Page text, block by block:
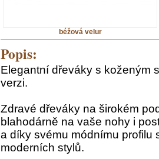
béžová velur
Popis:
Elegantní dřeváky s koženým
verzi.
Zdravé dřeváky na širokém
blahodárně na vaše nohy i
a díky svému módnímu profilu
moderních stylů.